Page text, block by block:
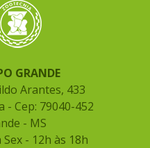
GRANDE
Arantes, 433
- Cep: 79040-452
- MS
- 12h às 18h